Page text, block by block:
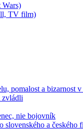
Wars)
TV film)
pomalost a bizarnost
zvládli
nie bojovník
slovenského a českého